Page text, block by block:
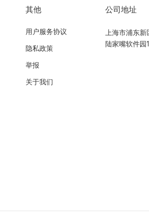
其他
用户服务协议
隐私政策
举报
关于我们
公司地址
上海市浦东新
陆家嘴软件园